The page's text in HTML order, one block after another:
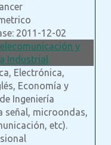
2011-12-02
y
Industrial
Electrónica,
Economía y
Ingeniería
señal, microondas,
etc).